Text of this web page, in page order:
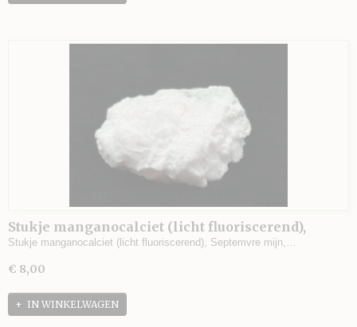
Stukje manganocalciet (licht fluoriscerend),
Septemvre mijn, Madan, Bulgarije - 59 gram - 5 x
Stukje manganocalciet (licht fluoriscerend), Septemvre mijn,…
€ 8,00
IN WINKELWAGEN